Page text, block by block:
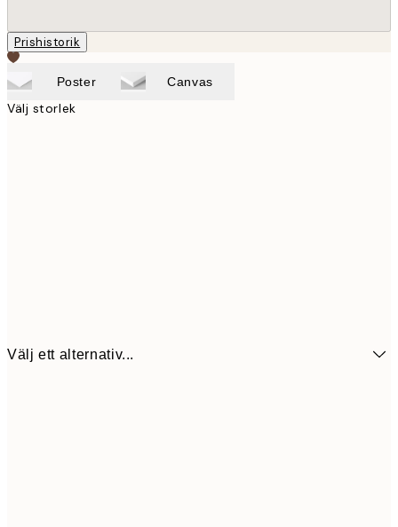
Prishistorik
Poster Canvas
Välj storlek
Välj ett alternativ...